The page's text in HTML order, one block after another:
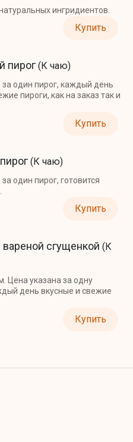
ингридиентов.
Купить
пирог (К чаю)
за один пирог, каждый день
пироги, как на заказ так и
Купить
(К чаю)
один пирог, готовится
Купить
вареной сгущенкой (К
Цена указана за одну
день вкусные и свежие
Купить